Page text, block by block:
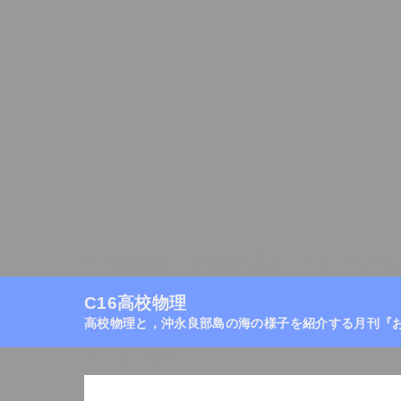
C16高校物理
高校物理と，沖永良部島の海の様子を紹介する月刊『